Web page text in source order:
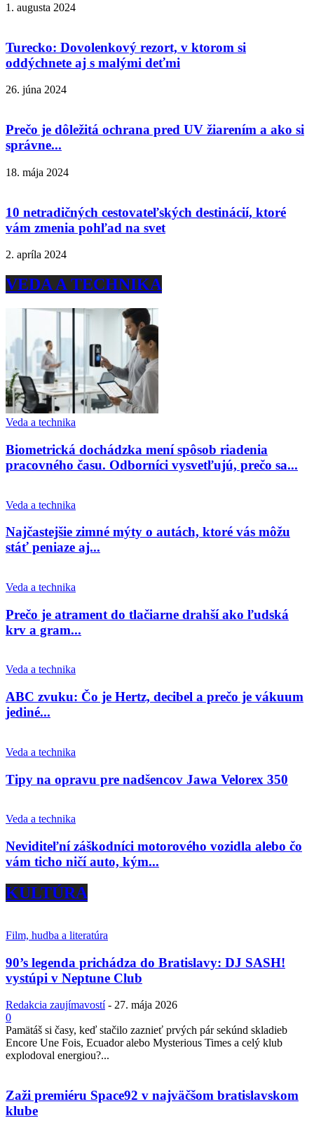
1. augusta 2024
Turecko: Dovolenkový rezort, v ktorom si
oddýchnete aj s malými deťmi
26. júna 2024
Prečo je dôležitá ochrana pred UV žiarením a ako si
správne...
18. mája 2024
10 netradičných cestovateľských destinácií, ktoré
vám zmenia pohľad na svet
2. apríla 2024
VEDA A TECHNIKA
Veda a technika
Biometrická dochádzka mení spôsob riadenia
pracovného času. Odborníci vysvetľujú, prečo sa...
Veda a technika
Najčastejšie zimné mýty o autách, ktoré vás môžu
stáť peniaze aj...
Veda a technika
Prečo je atrament do tlačiarne drahší ako ľudská
krv a gram...
Veda a technika
ABC zvuku: Čo je Hertz, decibel a prečo je vákuum
jediné...
Veda a technika
Tipy na opravu pre nadšencov Jawa Velorex 350
Veda a technika
Neviditeľní záškodníci motorového vozidla alebo čo
vám ticho ničí auto, kým...
KULTÚRA
Film, hudba a literatúra
90’s legenda prichádza do Bratislavy: DJ SASH!
vystúpi v Neptune Club
Redakcia zaujímavostí - 27. mája 2026
0
Pamätáš si časy, keď stačilo zaznieť prvých pár sekúnd skladieb
Encore Une Fois, Ecuador alebo Mysterious Times a celý klub
explodoval energiou?...
Zaži premiéru Space92 v najväčšom bratislavskom
klube